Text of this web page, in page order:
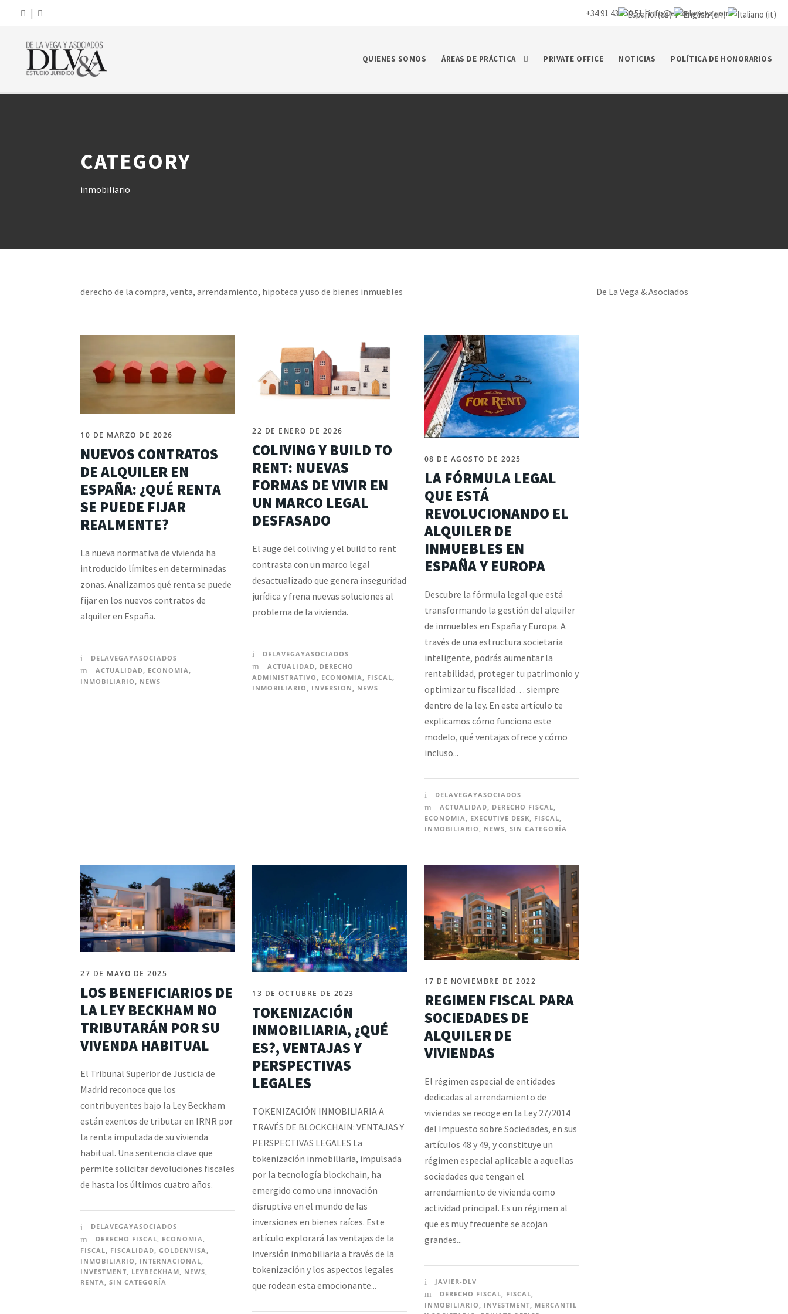
| +34 91 435 50 51 |info@ej-delavega.com
QUIENES SOMOS ÁREAS DE PRÁCTICA PRIVATE OFFICE NOTICIAS POLÍTICA DE HONORARIOS
CATEGORY
inmobiliario
derecho de la compra, venta, arrendamiento, hipoteca y uso de bienes inmuebles
10 DE MARZO DE 2026
NUEVOS CONTRATOS
DE ALQUILER EN
ESPAÑA: ¿QUÉ RENTA
SE PUEDE FIJAR
REALMENTE?
La nueva normativa de vivienda ha
introducido límites en determinadas
zonas. Analizamos qué renta se puede
fijar en los nuevos contratos de
alquiler en España.
DELAVEGAYASOCIADOS
ACTUALIDAD
ECONOMIA
INMOBILIARIO
NEWS
22 DE ENERO DE 2026
COLIVING Y BUILD TO
RENT: NUEVAS
FORMAS DE VIVIR EN
UN MARCO LEGAL
DESFASADO
El auge del coliving y el build to rent
contrasta con un marco legal
desactualizado que genera inseguridad
jurídica y frena nuevas soluciones al
problema de la vivienda.
DELAVEGAYASOCIADOS
ACTUALIDAD, DERECHO
ADMINISTRATIVO , ECONOMIA, FISCAL,
INMOBILIARIO , INVERSION , NEWS
08 DE AGOSTO DE 2025
LA FÓRMULA LEGAL
QUE ESTÁ
REVOLUCIONANDO EL
ALQUILER DE
INMUEBLES EN
ESPAÑA Y EUROPA
Descubre la fórmula legal que está
transformando la gestión del alquiler
de inmuebles en España y Europa. A
través de una estructura societaria
inteligente, podrás aumentar la
rentabilidad, proteger tu patrimonio y
optimizar tu fiscalidad… siempre
dentro de la ley. En este artículo te
explicamos cómo funciona este
modelo, qué ventajas ofrece y cómo
incluso...
DELAVEGAYASOCIADOS
ACTUALIDAD, DERECHO FISCAL,
ECONOMIA, EXECUTIVE DESK, FISCAL,
INMOBILIARIO , NEWS, SIN CATEGORÍA
27 DE MAYO DE 2025
LOS BENEFICIARIOS DE
LA LEY BECKHAM NO
TRIBUTARÁN POR SU
VIVENDA HABITUAL
El Tribunal Superior de Justicia de
Madrid reconoce que los
contribuyentes bajo la Ley Beckham
están exentos de tributar en IRNR por
la renta imputada de su vivienda
habitual. Una sentencia clave que
permite solicitar devoluciones fiscales
de hasta los últimos cuatro años.
DELAVEGAYASOCIADOS
DERECHO FISCAL, ECONOMIA,
FISCAL
FISCALIDAD GOLDENVISA
INMOBILIARIO
INTERNACIONAL
INVESTMENT
LEYBECKHAM NEWS
RENTA
SIN CATEGORÍA
13 DE OCTUBRE DE 2023
TOKENIZACIÓN
INMOBILIARIA, ¿QUÉ
ES?, VENTAJAS Y
PERSPECTIVAS
LEGALES
TOKENIZACIÓN INMOBILIARIA A
TRAVÉS DE BLOCKCHAIN: VENTAJAS Y
PERSPECTIVAS LEGALES La
tokenización inmobiliaria, impulsada
por la tecnología blockchain, ha
emergido como una innovación
disruptiva en el mundo de las
inversiones en bienes raíces. Este
artículo explorará las ventajas de la
inversión inmobiliaria a través de la
tokenización y los aspectos legales
que rodean esta emocionante...
17 DE NOVIEMBRE DE 2022
REGIMEN FISCAL PARA
SOCIEDADES DE
ALQUILER DE
VIVIENDAS
El régimen especial de entidades
dedicadas al arrendamiento de
viviendas se recoge en la Ley 27/2014
del Impuesto sobre Sociedades, en sus
artículos 48 y 49, y constituye un
régimen especial aplicable a aquellas
sociedades que tengan el
arrendamiento de vivienda como
actividad principal. Es un régimen al
que es muy frecuente se acojan
grandes...
JAVIER-DLV
DERECHO FISCAL, FISCAL,
INMOBILIARIO , INVESTMENT, MERCANTIL
De La Vega & Asociados